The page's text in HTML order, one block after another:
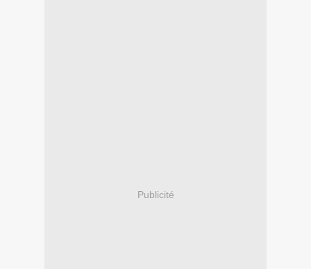
Publicité